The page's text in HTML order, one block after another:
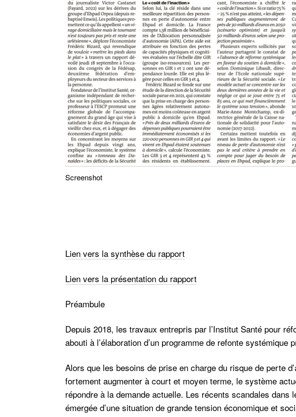
Screenshot
Lien vers la synthèse du rapport
Lien vers la présentation du rapport
Préambule
Depuis 2018, les travaux entrepris par l’Institut Santé pour
abouti à l’élaboration d’un programme de refonte
Alors que les besoins de prise en charge du risque de perte
fortement augmenter à court et moyen terme, le système
répondre à la demande actuelle. Les récents scandales dans
émergée d’une situation de grande tension économique et